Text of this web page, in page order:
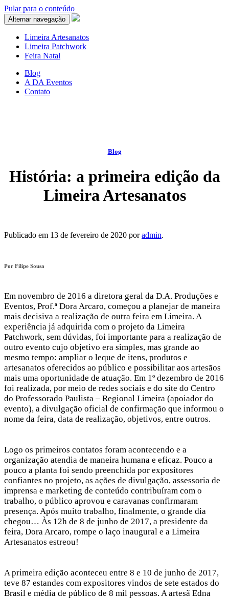
Hacklink panel
Hacklink panel
Backlink paketleri
Hacklink
Hacklink
Hacklink panel
Hacklink panel
Hacklink panel
Hacklink panel
Hacklink panel
Hacklink panel
Hacklink panel
Hacklink panel
Hacklink satın al
Hacklink satın al
Hacklink panel
Hacklink panel
Hacklink panel
Hacklink panel
Hacklink panel
Hacklink panel
Hacklink panel
Hacklink panel
Pular para o conteúdo
Alternar navegação
Limeira Artesanatos
Limeira Patchwork
Feira Natal
Blog
A DA Eventos
Contato
Blog
História: a primeira edição da
Limeira Artesanatos
Publicado em 13 de fevereiro de 2020 poradmin.
Por Filipe Sousa
Em novembro de 2016 a diretora geral da D.A. Produções e
Eventos, Prof.ª Dora Arcaro, começou a planejar de maneira
mais decisiva a realização de outra feira em Limeira. A
experiência já adquirida com o projeto da Limeira
Patchwork, sem dúvidas, foi importante para a realização de
outro evento cujo objetivo era simples, mas grande ao
mesmo tempo: ampliar o leque de itens, produtos e
artesanatos oferecidos ao público e possibilitar aos artesãos
mais uma oportunidade de atuação. Em 1º dezembro de 2016
foi realizada, por meio de redes sociais e do site do Centro
do Professorado Paulista – Regional Limeira (apoiador do
evento), a divulgação oficial de confirmação que informou o
nome da feira, data de realização, objetivos, entre outros.
Logo os primeiros contatos foram acontecendo e a
organização atendia de maneira humana e eficaz. Pouco a
pouco a planta foi sendo preenchida por expositores
confiantes no projeto, as ações de divulgação, assessoria de
imprensa e marketing de conteúdo contribuíram com o
trabalho, o público aprovou e caravanas confirmaram
presença. Após muito trabalho, finalmente, o grande dia
chegou… Às 12h de 8 de junho de 2017, a presidente da
feira, Dora Arcaro, rompe o laço inaugural e a Limeira
Artesanatos estreou!
A primeira edição aconteceu entre 8 e 10 de junho de 2017,
teve 87 estandes com expositores vindos de sete estados do
Brasil e média de público de 8 mil pessoas. A artesã Edna